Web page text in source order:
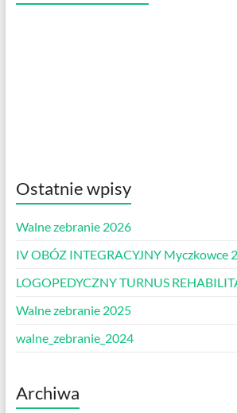
Ostatnie wpisy
Walne zebranie 2026
IV OBÓZ INTEGRACYJNY Myczkowce
LOGOPEDYCZNY TURNUS
Walne zebranie 2025
walne_zebranie_2024
Archiwa